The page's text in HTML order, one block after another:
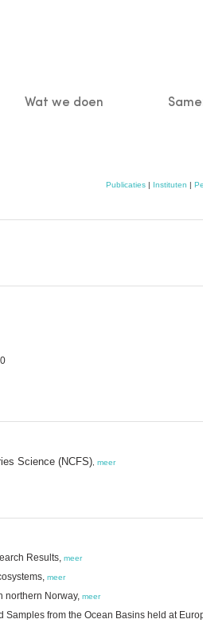
Wat we doen
Publicaties| Instituten |
Science (NCFS) meer
Results, meer
meer
northern Norway, meer
Samples from the Ocean Basins held at